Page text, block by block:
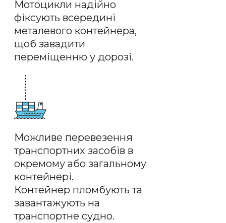
Мотоцикли надійно
фіксують всередині
металевого контейнера,
щоб завадити
переміщенню у дорозі.
Можливе перевезення
транспортних засобів в
окремому або загальному
контейнері.
Контейнер пломбують та
завантажують на
транспортне судно.